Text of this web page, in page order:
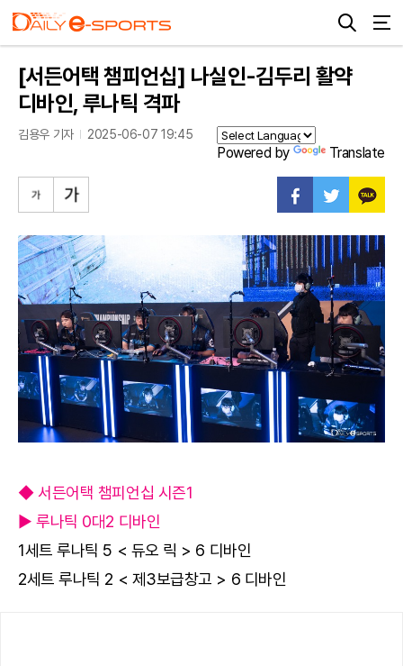
[서든어택 챔피언십] 나실인-김두리 활약
디바인, 루나틱 격파
김용우 기자 2025-06-07 19:45
Powered by Translate
◆ 서든어택 챔피언십 시즌1
▶ 루나틱 0대2 디바인
1세트 루나틱 5 < 듀오 릭 > 6 디바인
2세트 루나틱 2 < 제3보급창고 > 6 디바인